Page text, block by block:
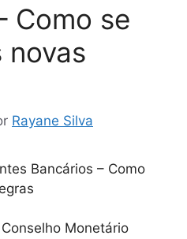
Como se
novas
Rayane Silva
Bancários – Como
Monetário